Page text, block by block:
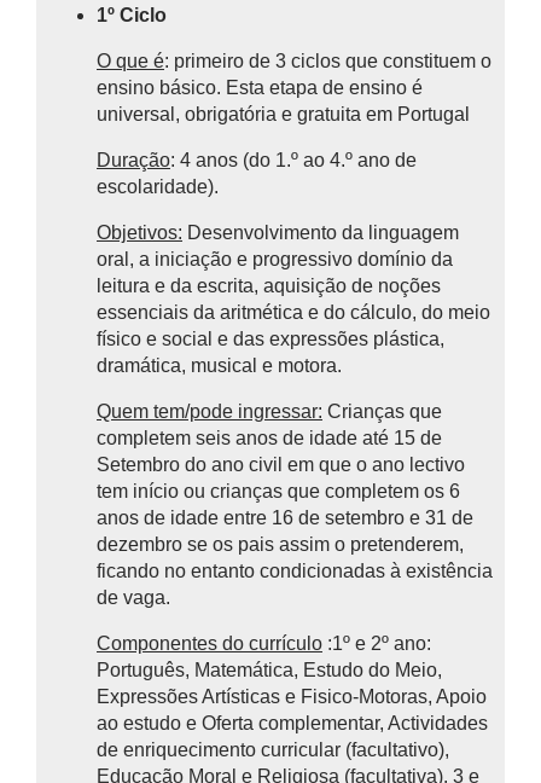
1º Ciclo
O que é: primeiro de 3 ciclos que constituem o
ensino básico. Esta etapa de ensino é
universal, obrigatória e gratuita em Portugal
Duração: 4 anos (do 1.º ao 4.º ano de
escolaridade).
Objetivos: Desenvolvimento da linguagem
oral, a iniciação e progressivo domínio da
leitura e da escrita, aquisição de noções
essenciais da aritmética e do cálculo, do meio
físico e social e das expressões plástica,
dramática, musical e motora.
Quem tem/pode ingressar: Crianças que
completem seis anos de idade até 15 de
Setembro do ano civil em que o ano lectivo
tem início ou crianças que completem os 6
anos de idade entre 16 de setembro e 31 de
dezembro se os pais assim o pretenderem,
ficando no entanto condicionadas à existência
de vaga.
Componentes do currículo :1º e 2º ano:
Português, Matemática, Estudo do Meio,
Expressões Artísticas e Fisico-Motoras, Apoio
ao estudo e Oferta complementar, Actividades
de enriquecimento curricular (facultativo),
Educação Moral e Religiosa (facultativa). 3 e